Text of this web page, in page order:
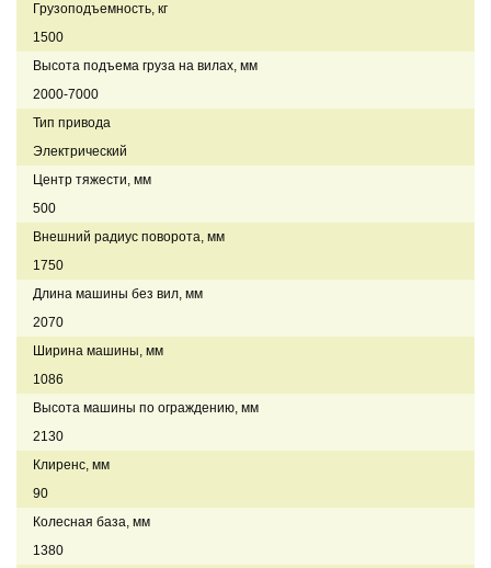
Грузоподъемность, кг
1500
Высота подъема груза на вилах, мм
2000-7000
Тип привода
Электрический
Центр тяжести, мм
500
Внешний радиус поворота, мм
1750
Длина машины без вил, мм
2070
Ширина машины, мм
1086
Высота машины по ограждению, мм
2130
Клиренс, мм
90
Колесная база, мм
1380